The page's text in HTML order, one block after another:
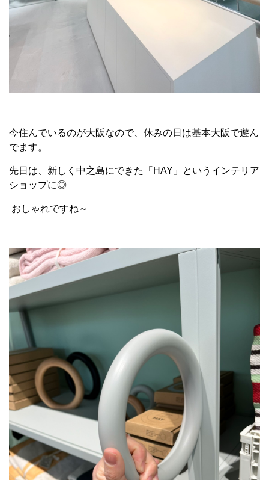
今住んでいるのが大阪なので、休みの日は基本大阪で遊ん
でます。
先日は、新しく中之島にできた「HAY」というインテリア
ショップに◎
おしゃれですね～